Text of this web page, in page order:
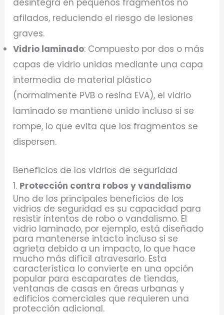
desintegra en pequeños fragmentos no
afilados, reduciendo el riesgo de lesiones
graves.
Vidrio laminado: Compuesto por dos o más
capas de vidrio unidas mediante una capa
intermedia de material plástico
(normalmente PVB o resina EVA), el vidrio
laminado se mantiene unido incluso si se
rompe, lo que evita que los fragmentos se
dispersen.
Beneficios de los vidrios de seguridad
1. Protección contra robos y vandalismo
Uno de los principales beneficios de los
vidrios de seguridad es su capacidad para
resistir intentos de robo o vandalismo. El
vidrio laminado, por ejemplo, está diseñado
para mantenerse intacto incluso si se
agrieta debido a un impacto, lo que hace
mucho más difícil atravesarlo. Esta
característica lo convierte en una opción
popular para escaparates de tiendas,
ventanas de casas en áreas urbanas y
edificios comerciales que requieren una
protección adicional.